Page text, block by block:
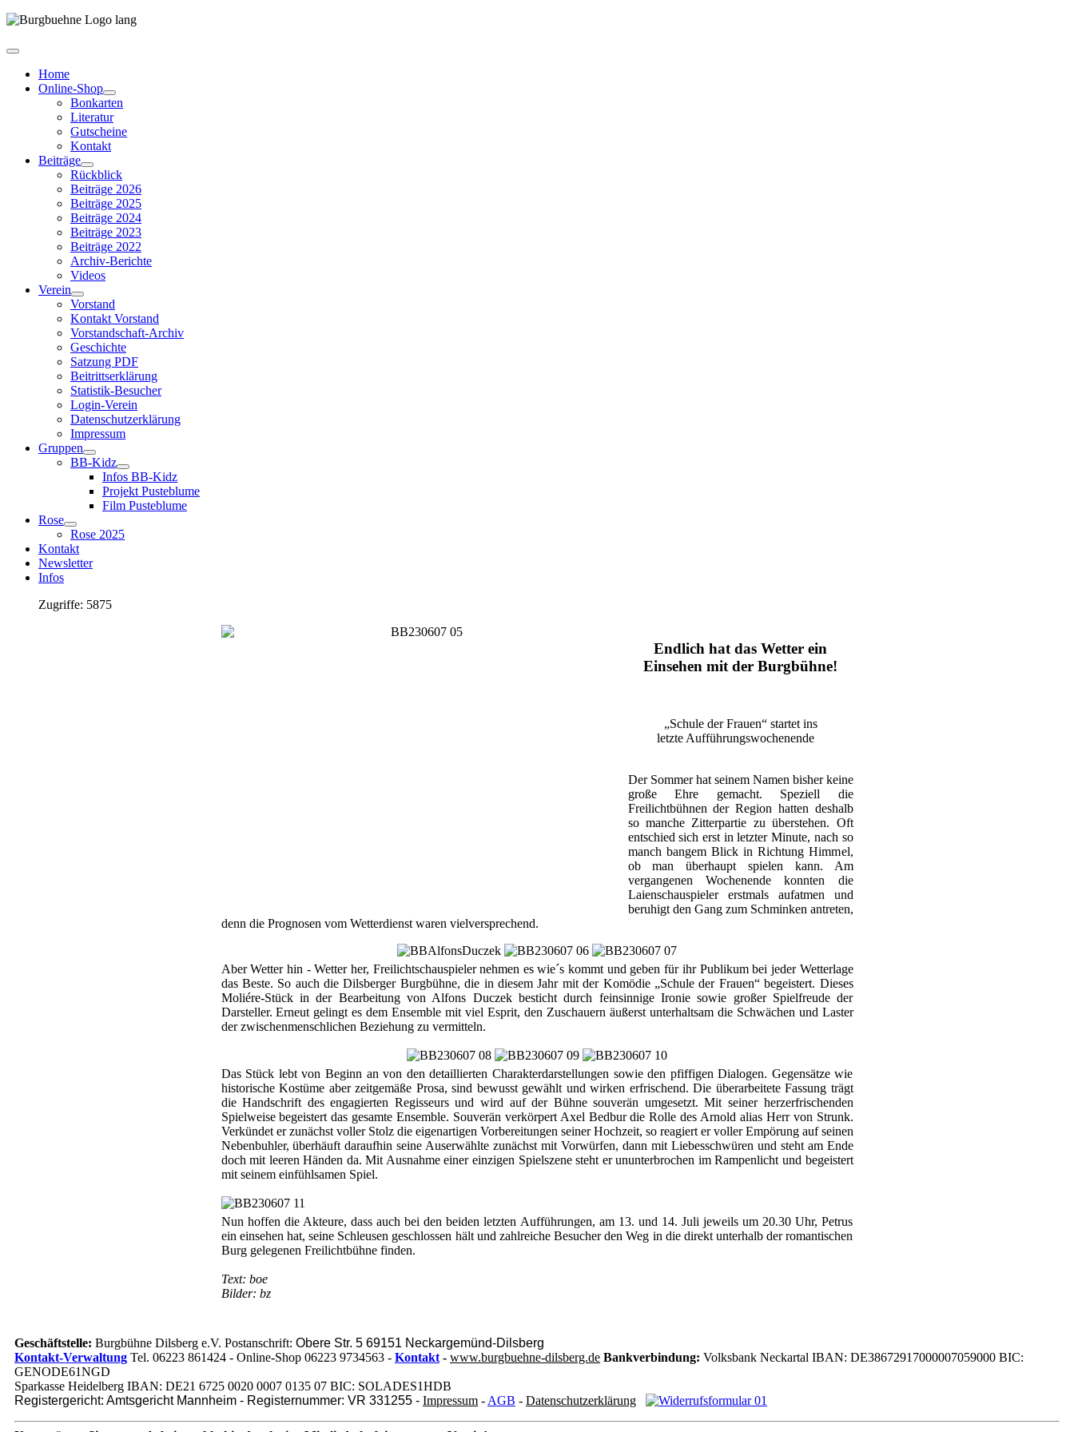
Home
Online-Shop
Bonkarten
Literatur
Gutscheine
Kontakt
Beiträge
Rückblick
Beiträge 2026
Beiträge 2025
Beiträge 2024
Beiträge 2023
Beiträge 2022
Archiv-Berichte
Videos
Verein
Vorstand
Kontakt Vorstand
Vorstandschaft-Archiv
Geschichte
Satzung PDF
Beitrittserklärung
Statistik-Besucher
Login-Verein
Datenschutzerklärung
Impressum
Gruppen
BB-Kidz
Infos BB-Kidz
Projekt Pusteblume
Film Pusteblume
Rose
Rose 2025
Kontakt
Newsletter
Infos
Zugriffe: 5875
Endlich hat das Wetter ein
Einsehen mit der Burgbühne!
„Schule der Frauen“ startet ins
letzte Aufführungswochenende
Der Sommer hat seinem Namen bisher keine
große Ehre gemacht. Speziell die
Freilichtbühnen der Region hatten deshalb
so manche Zitterpartie zu überstehen. Oft
entschied sich erst in letzter Minute, nach so
manch bangem Blick in Richtung Himmel,
ob man überhaupt spielen kann. Am
vergangenen Wochenende konnten die
Laienschauspieler erstmals aufatmen und
beruhigt den Gang zum Schminken antreten,
denn die Prognosen vom Wetterdienst waren vielversprechend.
Aber Wetter hin - Wetter her, Freilichtschauspieler nehmen es wie´s kommt und geben für ihr Publikum bei jeder Wetterlage
das Beste. So auch die Dilsberger Burgbühne, die in diesem Jahr mit der Komödie „Schule der Frauen“ begeistert. Dieses
Moliére-Stück in der Bearbeitung von Alfons Duczek besticht durch feinsinnige Ironie sowie großer Spielfreude der
Darsteller. Erneut gelingt es dem Ensemble mit viel Esprit, den Zuschauern äußerst unterhaltsam die Schwächen und Laster
der zwischenmenschlichen Beziehung zu vermitteln.
Das Stück lebt von Beginn an von den detaillierten Charakterdarstellungen sowie den pfiffigen Dialogen. Gegensätze wie
historische Kostüme aber zeitgemäße Prosa, sind bewusst gewählt und wirken erfrischend. Die überarbeitete Fassung trägt
die Handschrift des engagierten Regisseurs und wird auf der Bühne souverän umgesetzt. Mit seiner herzerfrischenden
Spielweise begeistert das gesamte Ensemble. Souverän verkörpert Axel Bedbur die Rolle des Arnold alias Herr von Strunk.
Verkündet er zunächst voller Stolz die eigenartigen Vorbereitungen seiner Hochzeit, so reagiert er voller Empörung auf seinen
Nebenbuhler, überhäuft daraufhin seine Auserwählte zunächst mit Vorwürfen, dann mit Liebesschwüren und steht am Ende
doch mit leeren Händen da. Mit Ausnahme einer einzigen Spielszene steht er ununterbrochen im Rampenlicht und begeistert
mit seinem einfühlsamen Spiel.
Nun hoffen die Akteure, dass auch bei den beiden letzten Aufführungen, am 13. und 14. Juli jeweils um 20.30 Uhr, Petrus
ein einsehen hat, seine Schleusen geschlossen hält und zahlreiche Besucher den Weg in die direkt unterhalb der romantischen
Burg gelegenen Freilichtbühne finden.
Text: boe
Bilder: bz
Geschäftstelle: Burgbühne Dilsberg e.V. Postanschrift: Obere Str. 5 69151 Neckargemünd-Dilsberg
Kontakt-Verwaltung Tel. 06223 861424 - Online-Shop 06223 9734563 - Kontakt - www.burgbuehne-dilsberg.de Bankverbindung: Volksbank Neckartal IBAN: DE38672917000007059000 BIC:
GENODE61NGD
Sparkasse Heidelberg IBAN: DE21 6725 0020 0007 0135 07 BIC: SOLADES1HDB
Registergericht: Amtsgericht Mannheim - Registernummer: VR 331255 - Impressum - AGB - Datenschutzerklärung